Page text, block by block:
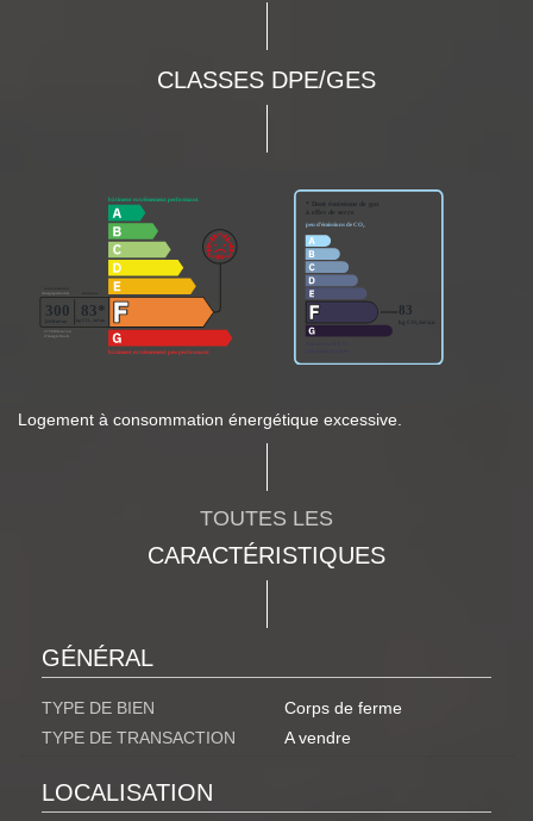
CLASSES DPE/GES
Logement à consommation énergétique excessive.
TOUTES LES
CARACTÉRISTIQUES
GÉNÉRAL
TYPE DE BIEN
Corps de ferme
TYPE DE TRANSACTION
A vendre
LOCALISATION